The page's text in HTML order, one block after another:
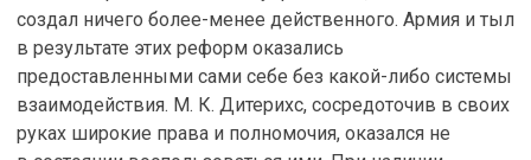
создал ничего более-менее действенного. Армия и тыл
в результате этих реформ оказались
предоставленными сами себе без какой-либо системы
взаимодействия. М. К. Дитерихс, сосредоточив в своих
руках широкие права и полномочия, оказался не